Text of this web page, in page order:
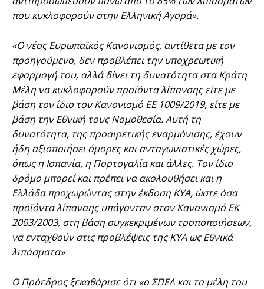
που κυκλοφορούν στην Ελληνική Αγορά».
«Ο νέος Ευρωπαϊκός Κανονισμός, αντίθετα με τον
προηγούμενο, δεν προβλέπει την υποχρεωτική
εφαρμογή του, αλλά δίνει τη δυνατότητα στα Κράτη
Μέλη να κυκλοφορούν προϊόντα λίπανσης είτε με
βάση τον ίδιο τον Κανονισμό ΕΕ 1009/2019, είτε με
βάση την Εθνική τους Νομοθεσία. Αυτή τη
δυνατότητα, της προαιρετικής εναρμόνισης, έχουν
ήδη αξιοποιήσει όμορες και ανταγωνιστικές χώρες,
όπως η Ισπανία, η Πορτογαλία και άλλες. Τον ίδιο
δρόμο μπορεί και πρέπει να ακολουθήσει και η
Ελλάδα προχωρώντας στην έκδοση ΚΥΑ, ώστε όσα
προϊόντα λίπανσης υπάγονταν στον Κανονισμό ΕΚ
2003/2003, στη βάση συγκεκριμένων τροποποιήσεων,
να ενταχθούν στις προβλέψεις της ΚΥΑ ως Εθνικά
λιπάσματα»
Ο Πρόεδρος ξεκαθάρισε ότι «o ΣΠΕΛ και τα μέλη του